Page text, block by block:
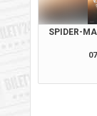
SPIDER-